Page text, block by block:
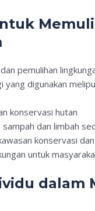
pemulihan
digunakan
konservasi hutan
sampah dan limbah
konservasi
untuk
dalam